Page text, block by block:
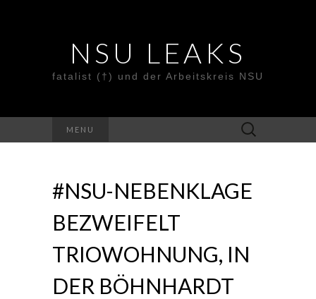
NSU LEAKS
fatalist (†) und der Arbeitskreis NSU
MENU
Suche
nach:
#NSU-NEBENKLAGE
BEZWEIFELT
TRIOWOHNUNG, IN
DER BÖHNHARDT